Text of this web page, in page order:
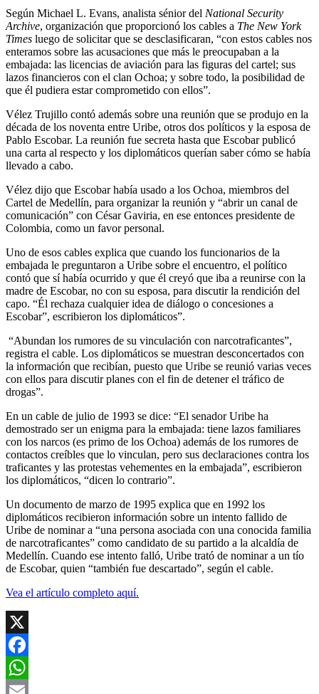
Según Michael L. Evans, analista sénior del National Security
Archive, organización que proporcionó los cables a The New York
Times luego de solicitar que se desclasificaran, “con estos cables nos
enteramos sobre las acusaciones que más le preocupaban a la
embajada: las licencias de aviación para las figuras del cartel; sus
lazos financieros con el clan Ochoa; y sobre todo, la posibilidad de
que él pudiera estar comprometido con ellos”.
Vélez Trujillo contó además sobre una reunión que se produjo en la
década de los noventa entre Uribe, otros dos políticos y la esposa de
Pablo Escobar. La reunión fue secreta hasta que Escobar publicó
una carta al respecto y los diplomáticos querían saber cómo se había
llevado a cabo.
Vélez dijo que Escobar había usado a los Ochoa, miembros del
Cartel de Medellín, para organizar la reunión y “abrir un canal de
comunicación” con César Gaviria, en ese entonces presidente de
Colombia, como un favor personal.
Uno de esos cables explica que cuando los funcionarios de la
embajada le preguntaron a Uribe sobre el encuentro, el político
contó que sí había ocurrido y que él creyó que iba a reunirse con la
madre de Escobar, no con su esposa, para discutir la rendición del
capo. “Él rechaza cualquier idea de diálogo o concesiones a
Escobar”, escribieron los diplomáticos”.
“Abundan los rumores de su vinculación con narcotraficantes”,
registra el cable. Los diplomáticos se muestran desconcertados con
la información que recibían, puesto que Uribe se reunió varias veces
con ellos para discutir planes con el fin de detener el tráfico de
drogas”.
En un cable de julio de 1993 se dice: “El senador Uribe ha
demostrado ser un enigma para la embajada: tiene lazos familiares
con los narcos (es primo de los Ochoa) además de los rumores de
contactos creíbles que lo vinculan, pero sus declaraciones contra los
traficantes y las protestas vehementes en la embajada”, escribieron
los diplomáticos, “dicen lo contrario”.
Un documento de marzo de 1995 explica que en 1992 los
diplomáticos recibieron información sobre un intento fallido de
Uribe de nominar a “una persona asociada con una conocida familia
de narcotraficantes” como candidato de su partido a la alcaldía de
Medellín. Cuando ese intento falló, Uribe trató de nominar a un tío
de Escobar, quien “también fue descartado”, según el cable.
Vea el artículo completo aquí.
X
Facebook
WhatsApp